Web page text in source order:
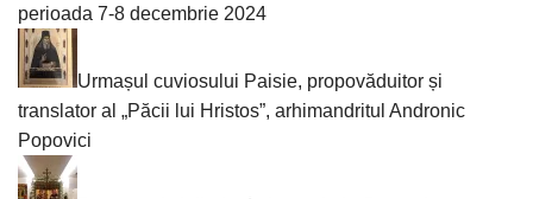
perioada 7-8 decembrie 2024
Urmașul cuviosului Paisie, propovăduitor și
translator al „Păcii lui Hristos”, arhimandritul Andronic
Popovici